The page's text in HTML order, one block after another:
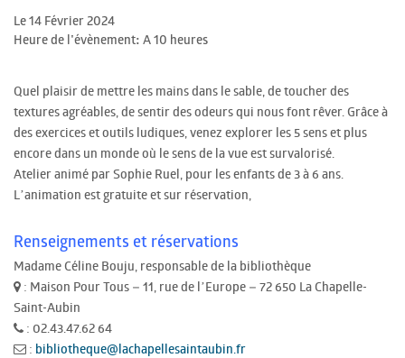
SAINT
AUBIN
Le 14 Février 2024
Heure de l'évènement: A 10 heures
Quel plaisir de mettre les mains dans le sable, de toucher des
textures agréables, de sentir des odeurs qui nous font rêver. Grâce à
des exercices et outils ludiques, venez explorer les 5 sens et plus
encore dans un monde où le sens de la vue est survalorisé.
Atelier animé par Sophie Ruel, pour les enfants de 3 à 6 ans.
L’animation est gratuite et sur réservation,
Renseignements et réservations
Madame Céline Bouju, responsable de la bibliothèque
: Maison Pour Tous – 11, rue de l’Europe – 72 650 La Chapelle-
Saint-Aubin
: 02.43.47.62 64
: bibliotheque@lachapellesaintaubin.fr